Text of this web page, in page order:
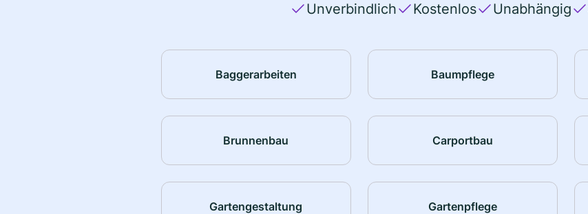
Unverbindlich Kostenlos Unabhängig
Baggerarbeiten Baumpflege
Brunnenbau Carportbau
Gartengestaltung Gartenpflege